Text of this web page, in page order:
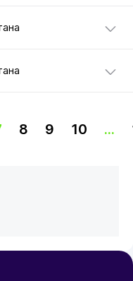
8 9 10 ...